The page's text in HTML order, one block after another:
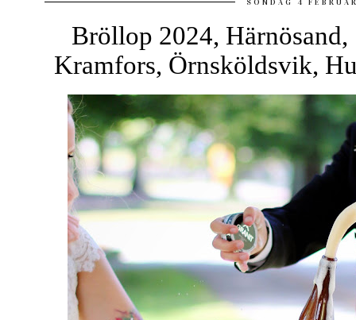
SÖNDAG 4
Bröllop 2024,
Kramfors, Örnsköldsvik,